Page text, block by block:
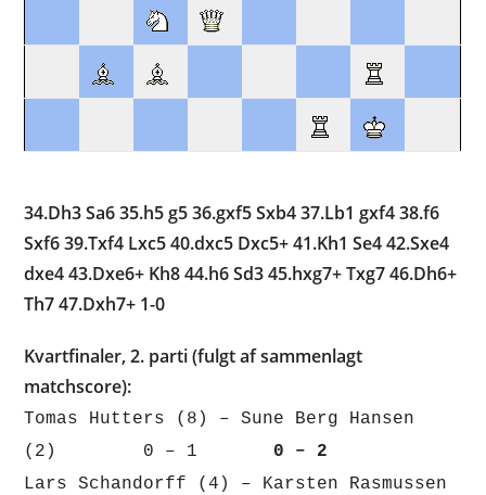
34.Dh3 Sa6 35.h5 g5 36.gxf5 Sxb4 37.Lb1 gxf4 38.f6
Sxf6 39.Txf4 Lxc5 40.dxc5 Dxc5+ 41.Kh1 Se4 42.Sxe4
dxe4 43.Dxe6+ Kh8 44.h6 Sd3 45.hxg7+ Txg7 46.Dh6+
Th7 47.Dxh7+ 1-0
Kvartfinaler, 2. parti (fulgt af sammenlagt
matchscore):
Tomas Hutters (8) – Sune Berg Hansen
(2) 0 – 1 0 – 2
Lars Schandorff (4) – Karsten Rasmussen